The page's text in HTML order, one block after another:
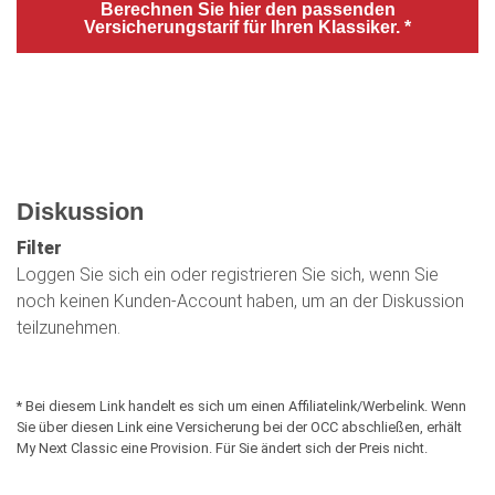
Berechnen Sie hier den passenden
Versicherungstarif für Ihren Klassiker. *
Diskussion
Filter
Loggen Sie sich ein oder registrieren Sie sich, wenn Sie
noch keinen Kunden-Account haben, um an der Diskussion
teilzunehmen.
* Bei diesem Link handelt es sich um einen Affiliatelink/Werbelink. Wenn
Sie über diesen Link eine Versicherung bei der OCC abschließen, erhält
My Next Classic eine Provision. Für Sie ändert sich der Preis nicht.